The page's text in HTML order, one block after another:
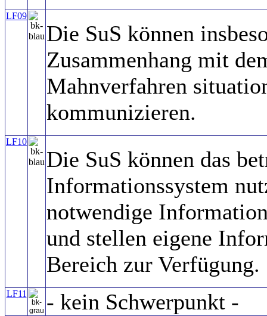
LF09
Die SuS können
Zusammenhang mit
Mahnverfahren
kommunizieren.
LF10
Die SuS können das
Informationssystem
notwendige
und stellen eigene
Bereich zur Verfügung.
LF11 - kein Schwerpunkt -